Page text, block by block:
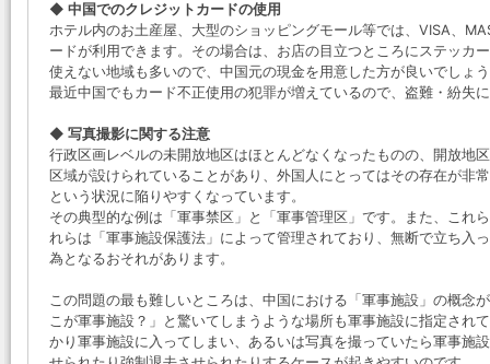
◆ 中国でのクレジットカードの使用
ホテル内のお土産屋、大型のショッピングモール等では、VISA、
ードが利用できます。その場合は、お店の目立つところにステッカ
使えない地域も多いので、中国元の現金を用意した方が良いでしょ
最近中国でもカード不正使用の犯罪が増えているので、盗難・紛失
◆ 写真撮影に関する注意
行政区画レベルの未開放地区はほとんどなくなったものの、開放地
区域が設けられていることがあり、外国人にとってはその存在が非
という状況に陥りやすくなっています。
その典型的な例は「軍事禁区」と「軍事管理区」です。また、こ
れらは「軍事施設保護法」によって管理されており、無断で立ち入
為となるおそれがあります。
この問題の最も難しいところは、中国における「軍事施設」の概念
こが軍事施設？」と驚いてしまうような場所も軍事施設に指定され
かり軍事施設に入ってしまい、あるいは写真を撮っていたら軍事施